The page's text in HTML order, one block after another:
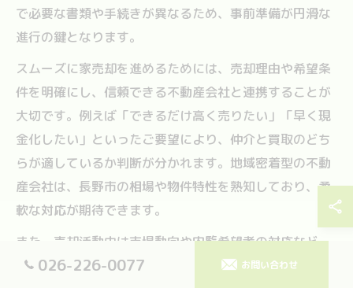
で必要な書類や手続きが異なるため、事前準備が円滑な
進行の鍵となります。
スムーズに家売却を進めるためには、売却理由や希望条
件を明確にし、信頼できる不動産会社と連携することが
大切です。例えば「できるだけ高く売りたい」「早く現
金化したい」といったご要望により、仲介と買取のどち
らが適しているか判断が分かれます。地域密着型の不動
産会社は、長野市の相場や物件特性を熟知しており、柔
軟な対応が期待できます。
また、売却活動中は市場動向や内覧希望者の対応など、
細やかなサポートが求められます。失敗例として、準備
026-226-0077 お問い合わせ